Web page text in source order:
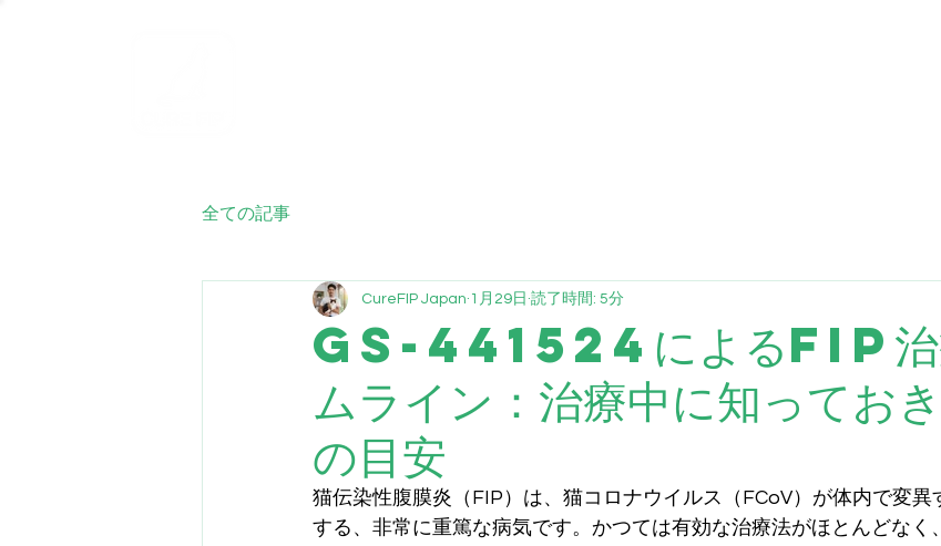
全ての記事
GS-441524によるFIP治
ムライン：治療中に知ってお
の目安
CureFIP Japan 1月29日 読了時間: 5分
猫伝染性腹膜炎（FIP）は、猫コロナウイルス（FCoV）が体内で変異
する、非常に重篤な病気です。かつては有効な治療法がほとんどなく